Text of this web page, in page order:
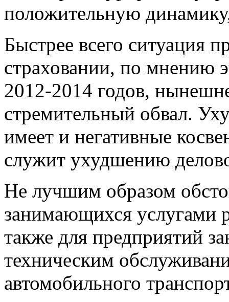
положительную
Быстрее всего ситуация
страховании, по мнению
2012-2014 годов,
стремительный обвал.
имеет и негативные
служит ухудшению
Не лучшим образом
занимающихся услугами
также для предприятий
техническим
автомобильного